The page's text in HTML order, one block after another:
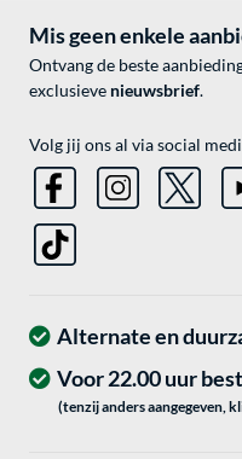
Mis geen enkele
Ontvang de beste
exclusieve nieuwsbrief.
Volg jij ons al via social
Alternate en
Voor 22.00 uur
(tenzij anders aangegeven,